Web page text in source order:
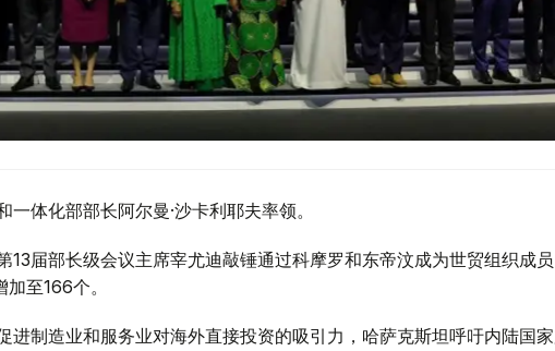
体化部部长阿尔曼·沙卡利耶夫率领。
13届部长级会议主席宰尤迪敲锤通过科摩罗和东帝汶成为世贸组织成
至166个。
进制造业和服务业对海外直接投资的吸引力，哈萨克斯坦呼吁内陆国